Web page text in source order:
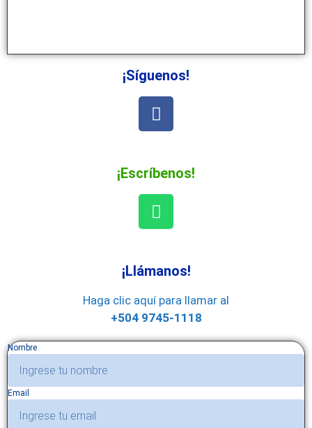
¡Síguenos!
¡Escríbenos!
¡Llámanos!
Haga clic aquí para llamar al
+504 9745-1118
Nombre
Email